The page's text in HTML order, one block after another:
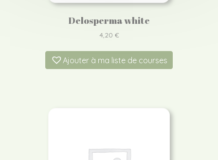
Delosperma white
4,20 €
Ajouter à ma liste de courses